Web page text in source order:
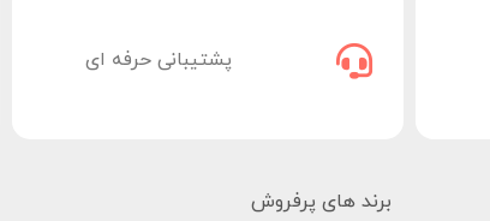
پشتیبانی حرفه ای
برند های پرفروش